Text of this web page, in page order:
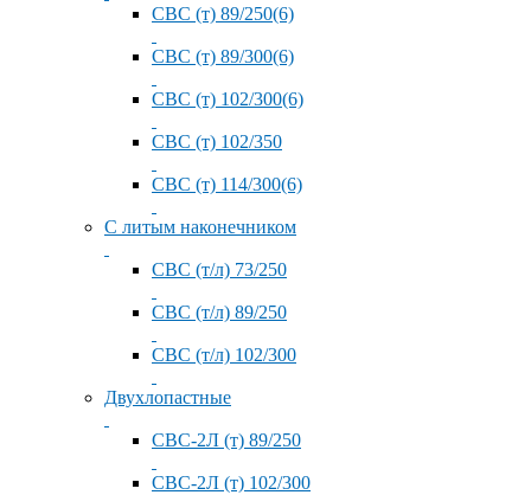
СВС (т) 89/250(6)
СВС (т) 89/300(6)
СВС (т) 102/300(6)
СВС (т) 102/350
СВС (т) 114/300(6)
С литым наконечником
СВС (т/л) 73/250
СВС (т/л) 89/250
СВС (т/л) 102/300
Двухлопастные
СВС-2Л (т) 89/250
СВС-2Л (т) 102/300